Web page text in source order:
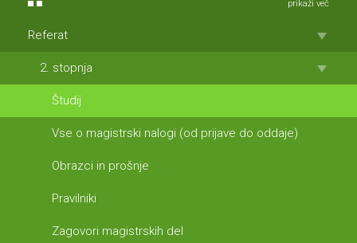
prikaži več
Referat
2. stopnja
Študij
Vse o magistrski nalogi (od prijave do oddaje)
Obrazci in prošnje
Pravilniki
Zagovori magistrskih del